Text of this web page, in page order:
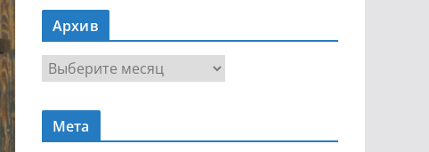
в
г
я
Архив
р
х
Мета